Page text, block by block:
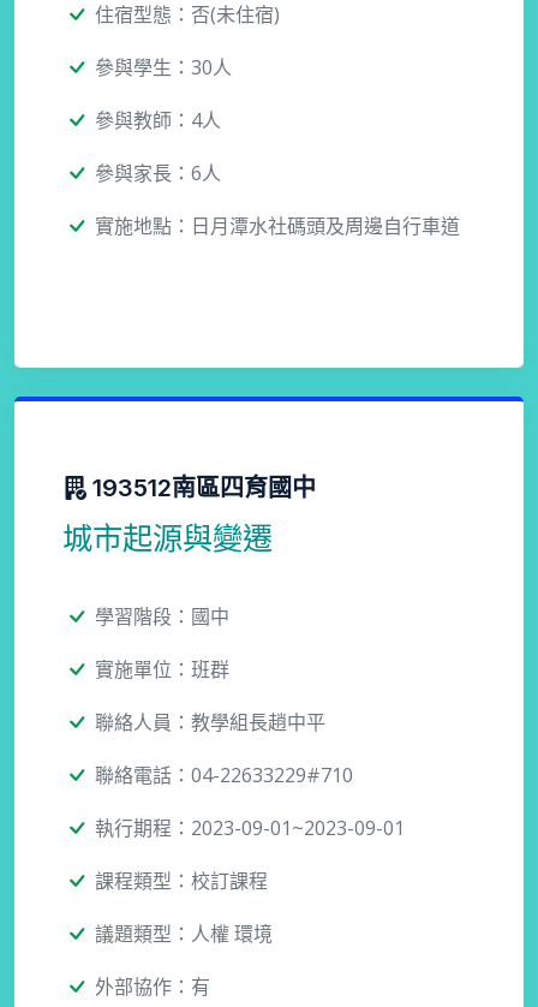
住宿型態：否(未住宿)
參與學生：30人
參與教師：4人
參與家長：6人
實施地點：日月潭水社碼頭及周邊自行車道
193512南區四育國中
城市起源與變遷
學習階段：國中
實施單位：班群
聯絡人員：教學組長趙中平
聯絡電話：04-22633229#710
執行期程：2023-09-01~2023-09-01
課程類型：校訂課程
議題類型：人權 環境
外部協作：有